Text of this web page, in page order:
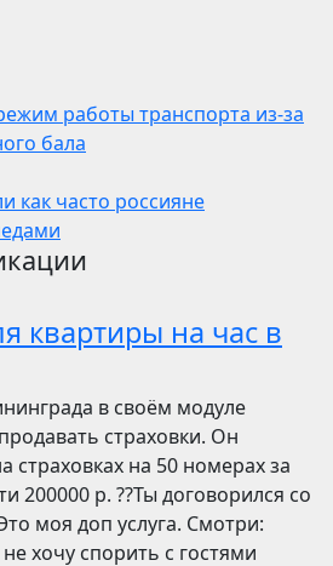
работы транспорта из-за
бала
как часто россияне
квартиры на час в
в своём модуле
страховки. Он
страховках на 50 номерах за
200000 р. ??Ты договорился со
моя доп услуга. Смотри:
хочу спорить с гостями